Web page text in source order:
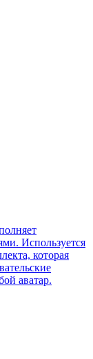
Используется
которая
аватар.